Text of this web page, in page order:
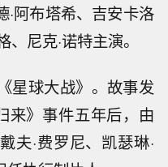
·阿布塔希、吉安卡洛
尼克·诺特主演。
星球大战》。故事发
来》事件五年后，由
夫·费罗尼、凯瑟琳·